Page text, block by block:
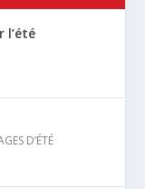
l’été
D’ÉTÉ